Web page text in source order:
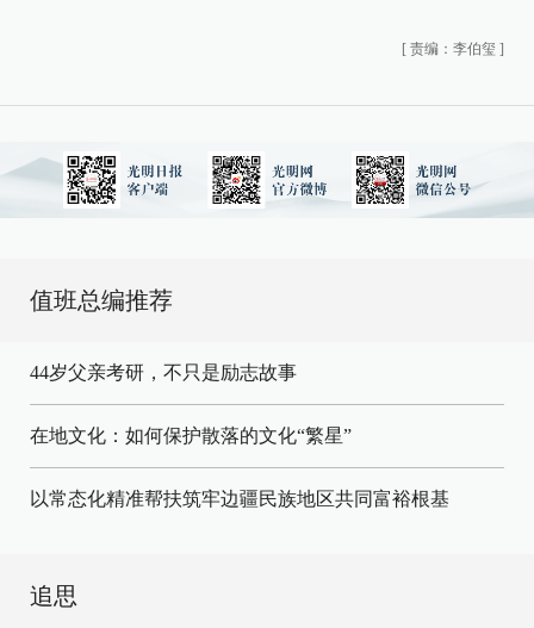
[ 责编：李伯玺 ]
值班总编推荐
44岁父亲考研，不只是励志故事
在地文化：如何保护散落的文化“繁星”
以常态化精准帮扶筑牢边疆民族地区共同富裕根基
追思